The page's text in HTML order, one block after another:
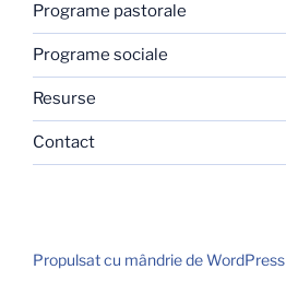
Programe pastorale
Programe sociale
Resurse
Contact
Propulsat cu mândrie de WordPress